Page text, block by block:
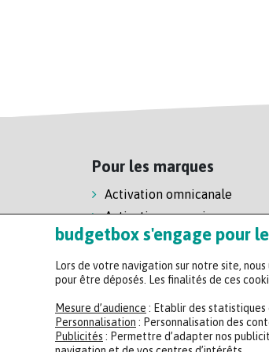
Pour les marques
Activation omnicanale
Activation magasin
Activation e-commerce
budgetbox s'engage pour
Lors de votre navigation sur notre site,
pour être déposés. Les finalités de ces
Mesure d’audience : Etablir des
Personnalisation : Personnalisation des
Publicités : Permettre d’adapter nos